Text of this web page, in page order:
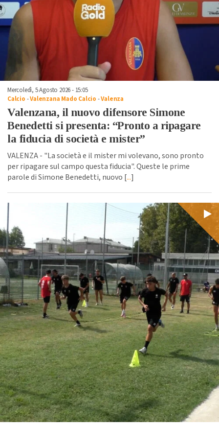
Mercoledì, 5 Agosto 2026 - 15:05
Calcio -Valenzana Mado Calcio -Valenza
Valenzana, il nuovo difensore Simone
Benedetti si presenta: “Pronto a ripagare
la fiducia di società e mister”
VALENZA - "La società e il mister mi volevano, sono pronto
per ripagare sul campo questa fiducia". Queste le prime
parole di Simone Benedetti, nuovo [...]